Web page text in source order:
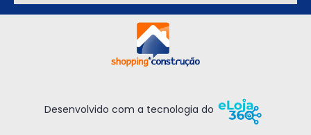
Desenvolvido com a tecnologia do